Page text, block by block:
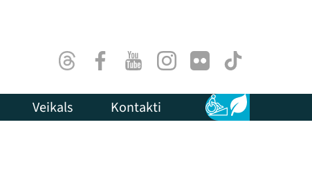
ThreadsFacebookYoutubeInstagram
Flick TikTok
Veikals Kontakti Pieejamība
Ilgtspēja